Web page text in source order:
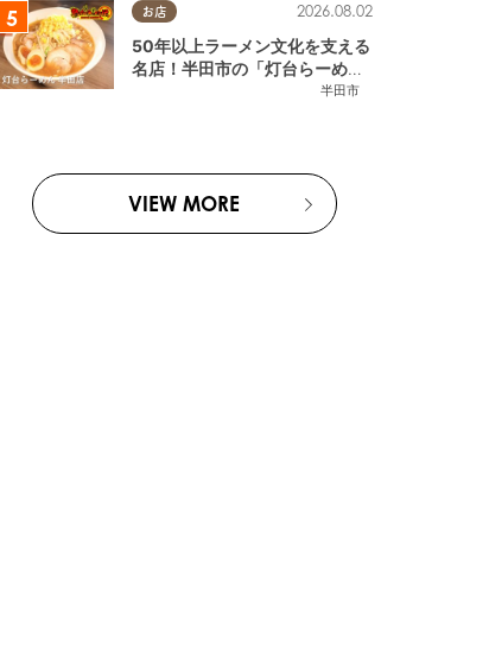
お店
半田市
2026.08.02
50年以上ラーメン文化を支える
名店！半田市の「灯台らーめん
半田店」へ【熱血ラーメン伝 8
VIEW MORE